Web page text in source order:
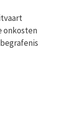
onkosten